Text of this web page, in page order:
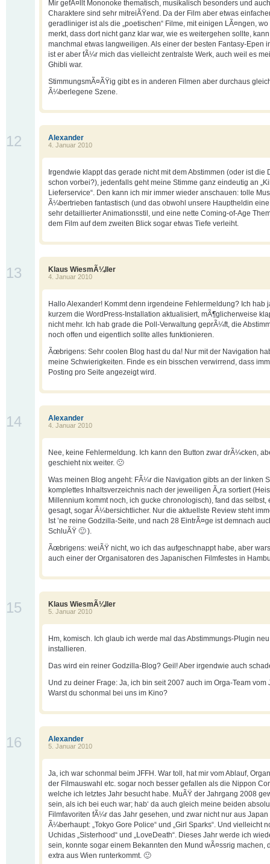
Mir gefÃ¤llt Mononoke thematisch, musikalisch besonders und
Charaktere sind sehr mitreiÃŸend. Da der Film aber etwas
geradliniger ist als die „poetischen“ Filme, mit einigen LÃ¤ngen, wo
merkt, dass dort nicht ganz klar war, wie es weitergehen sollte,
manchmal etwas langweiligen. Als einer der besten Fantasy-Epen
ist er aber fÃ¼r mich das vielleicht zentralste Werk, auch weil es
Ghibli war.
StimmungsmÃ¤ÃŸig gibt es in anderen Filmen aber durchaus
Ã¼berlegene Szene.
Alexander
4. Januar 2010
12
Irgendwie klappt das gerade nicht mit dem Abstimmen (oder ist die
schon vorbei?), jedenfalls geht meine Stimme ganz eindeutig an
Lieferservice“. Den kann ich mir immer wieder anschauen: tolle
Ã¼bertrieben fantastisch (und das obwohl unsere Hauptheldin
sehr detaillierter Animationsstil, und eine nette Coming-of-Age
dem Film auf dem zweiten Blick sogar etwas Tiefe verleiht.
Klaus WiesmÃ¼ller
4. Januar 2010
13
Hallo Alexander! Kommt denn irgendeine Fehlermeldung? Ich hab
kurzem die WordPress-Installation aktualisiert, mÃ¶glicherweise
nicht mehr. Ich hab grade die Poll-Verwaltung geprÃ¼ft, die
noch offen und eigentlich sollte alles funktionieren.
Ãœbrigens: Sehr coolen Blog hast du da! Nur mit der Navigation
meine Schwierigkeiten. Finde es ein bisschen verwirrend, dass
Posting pro Seite angezeigt wird.
Alexander
4. Januar 2010
14
Nee, keine Fehlermeldung. Ich kann den Button zwar drÃ¼cken,
geschieht nix weiter. 🙁
Was meinen Blog angeht: FÃ¼r die Navigation gibts an der linken
komplettes Inhaltsverzeichnis nach der jeweiligen Ã„ra sortiert
Millennium kommt noch, ich gucke chronologisch), fand das selbst,
gesagt, sogar Ã¼bersichtlicher. Nur die aktuellste Review steht
Ist ’ne reine Godzilla-Seite, und nach 28 EintrÃ¤ge ist demnach
SchluÃŸ 🙂 ).
Ãœbrigens: weiÃŸ nicht, wo ich das aufgeschnappt habe, aber
auch einer der Organisatoren des Japanischen Filmfestes in
Klaus WiesmÃ¼ller
5. Januar 2010
15
Hm, komisch. Ich glaub ich werde mal das Abstimmungs-Plugin neu
installieren.
Das wird ein reiner Godzilla-Blog? Geil! Aber irgendwie auch
Und zu deiner Frage: Ja, ich bin seit 2007 auch im Orga-Team vom
Warst du schonmal bei uns im Kino?
Alexander
5. Januar 2010
16
Ja, ich war schonmal beim JFFH. War toll, hat mir vom Ablauf,
der Filmauswahl etc. sogar noch besser gefallen als die Nippon
welche ich letztes Jahr besucht habe. MuÃŸ der Jahrgang 2008
sein, als ich bei euch war; hab‘ da auch gleich meine beiden
Filmfavoriten fÃ¼r das Jahr gesehen, und zwar nicht nur aus
Ã¼berhaupt: „Tokyo Gore Police“ und „Girl Sparks“. Und vielleicht
Uchidas „Sisterhood“ und „LoveDeath“. Dieses Jahr werde ich
sein, konnte sogar einem Bekannten den Mund wÃ¤ssrig machen,
extra aus Wien runterkommt. 🙂